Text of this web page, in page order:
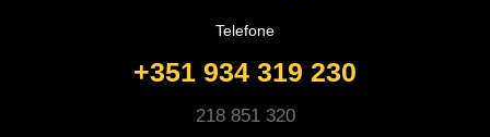
Telefone
+351 934 319 230
218 851 320